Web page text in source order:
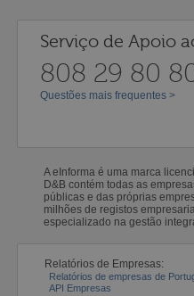
Serviço de Apoio
808 29 80
Questões mais frequentes >
A eInforma é uma marca
D&B contém todas as
públicas e das próprias
milhões de registos
especializado na gestão
Relatórios de Empresas:
Relatórios de empresas de
API Empresas